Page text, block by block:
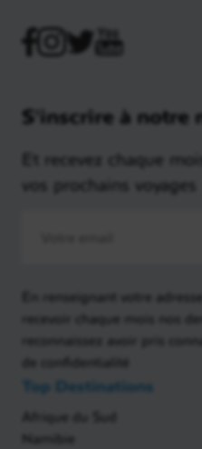
S'inscrire à notre
Et recevez chaque
vos prochains voyages
En renseignant votre
recevoir chaque mois nos
reconnaissez avoir pris
de confidentialité
Top Destinations
Afrique du Sud
Namibie